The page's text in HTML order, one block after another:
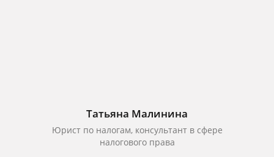
Татьяна Малинина
Юрист по налогам, консультант в сфере
налогового права